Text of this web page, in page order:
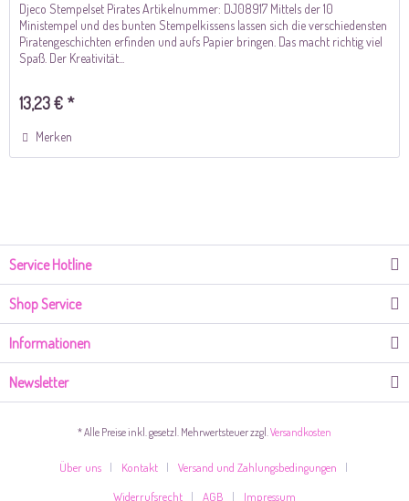
Djeco Stempelset Pirates Artikelnummer: DJ08917 Mittels der 10
Ministempel und des bunten Stempelkissens lassen sich die verschiedensten
Piratengeschichten erfinden und aufs Papier bringen. Das macht richtig viel
Spaß. Der Kreativität...
13,23 € *
Merken
Service Hotline
Shop Service
Informationen
Newsletter
* Alle Preise inkl. gesetzl. Mehrwertsteuer zzgl.Versandkosten
Über uns Kontakt
Versand und Zahlungsbedingungen
Widerrufsrecht
AGB Impressum